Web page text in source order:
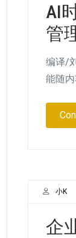
AI
管
编译/
能随
小K
企